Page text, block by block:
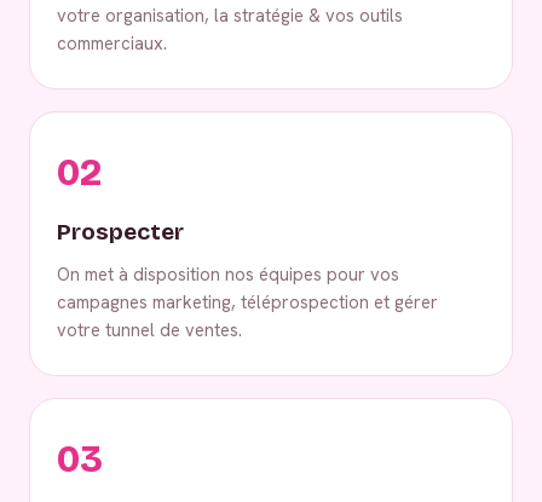
votre organisation, la stratégie & vos outils
commerciaux.
02
Prospecter
On met à disposition nos équipes pour vos
campagnes marketing, téléprospection et gérer
votre tunnel de ventes.
03